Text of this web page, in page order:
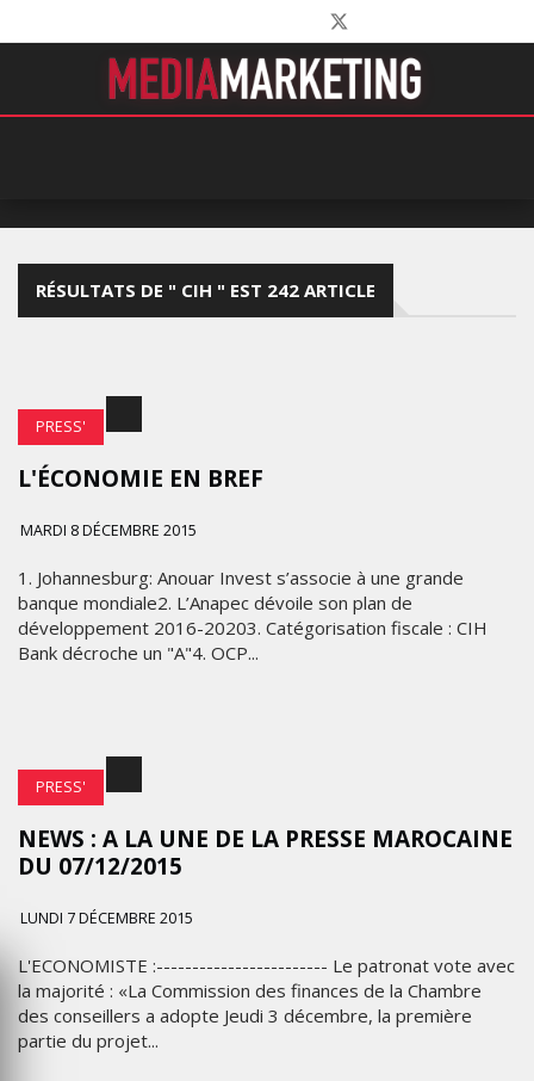
RÉSULTATS DE " CIH " EST 242 ARTICLE
PRESS'
L'ÉCONOMIE EN BREF
MARDI 8 DÉCEMBRE 2015
1. Johannesburg: Anouar Invest s’associe à une grande
banque mondiale2. L’Anapec dévoile son plan de
développement 2016-20203. Catégorisation fiscale : CIH
Bank décroche un "A"4. OCP...
PRESS'
NEWS : A LA UNE DE LA PRESSE ‪MAROCAINE
DU 07/12/2015
LUNDI 7 DÉCEMBRE 2015
L'ECONOMISTE :------------------------ Le patronat vote avec
la majorité : «La Commission des finances de la Chambre
des conseillers a adopte Jeudi 3 décembre, la première
partie du projet...